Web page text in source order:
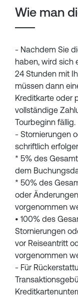
Wie man
- Nachdem Sie
haben, wird sich
24 Stunden mit
müssen dann
Kreditkarte oder
vollständige
Tourbeginn fällig.
- Stornierungen
schriftlich
* 5% des
dem
* 50% des
oder
vorgenommen
• 100% des
Stornierungen
vor Reiseantritt
vorgenommen
- Für